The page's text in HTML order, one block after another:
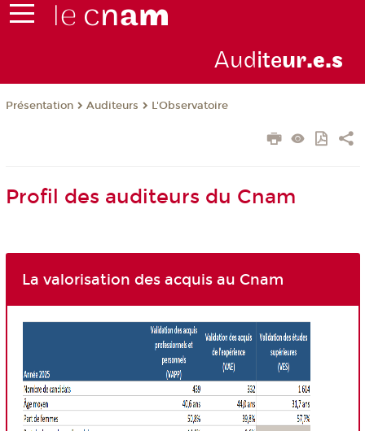
Auditeur.e.s
Présentation Auditeurs L'Observatoire
Profil des auditeurs du Cnam
La valorisation des acquis au Cnam